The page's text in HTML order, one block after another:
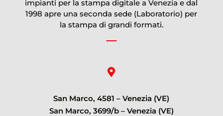
impianti per la stampa digitale a Venezia e dal
1998 apre una seconda sede (Laboratorio) per
la stampa di grandi formati.

San Marco, 4581 – Venezia (VE)
San Marco, 3699/b – Venezia (VE)